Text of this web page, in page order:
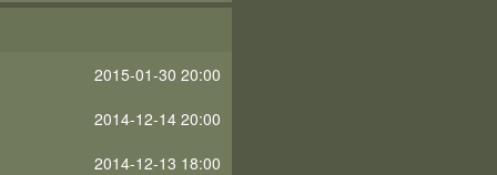
2015-01-30 20:00
2014-12-14 20:00
2014-12-13 18:00